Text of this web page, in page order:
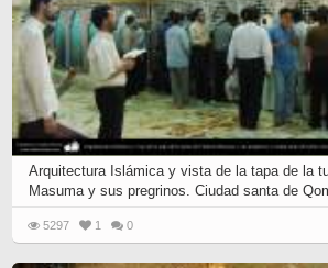
Arquitectura Islámica y vista de la tapa de la
Masuma y sus pregrinos. Ciudad santa de
5297 1 0